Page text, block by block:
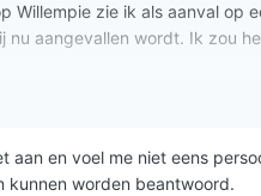
zie ik als aanval op
aangevallen wordt. Ik zou
en voel me niet eens
kunnen worden beantwoord.